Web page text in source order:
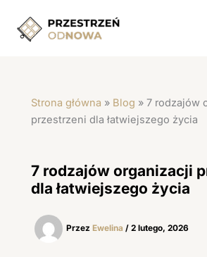
treści
Strona główna » Blog » 7 rodzajów
przestrzeni dla łatwiejszego życia
7 rodzajów organizacji
dla łatwiejszego życia
Przez Ewelina / 2 lutego, 2026